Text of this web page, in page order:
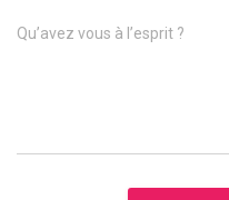
Qu’avez vous à l’esprit ?